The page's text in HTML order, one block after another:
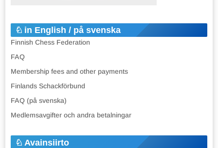
in English / på svenska
Finnish Chess Federation
FAQ
Membership fees and other payments
Finlands Schackförbund
FAQ (på svenska)
Medlemsavgifter och andra betalningar
Avainsiirto